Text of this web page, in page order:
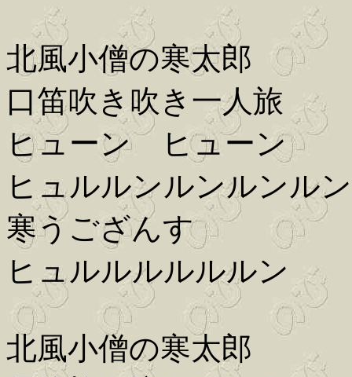
北風小僧の寒太郎
口笛吹き吹き一人旅
ヒューン ヒューン
ヒュルルンルンルンルン
寒うござんす
ヒュルルルルルルン
北風小僧の寒太郎